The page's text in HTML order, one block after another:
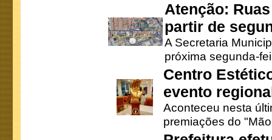
Atenção:
partir de
A Secretaria
próxima segunda-
Centro
evento
Aconteceu nesta
premiações do